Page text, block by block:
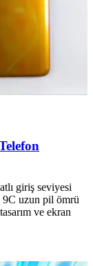
giriş seviyesi
9C uzun pil ömrü
ve ekran